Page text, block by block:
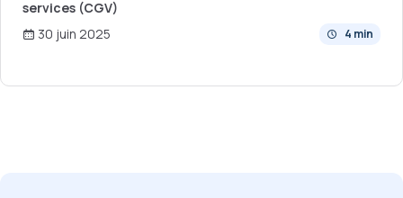
services (CGV)
4 min
30 juin 2025